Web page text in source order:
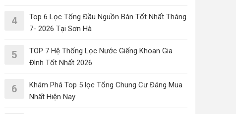
4
Top 6 Lọc Tổng Đầu Nguồn Bán Tốt Nhất Tháng
7- 2026 Tại Sơn Hà
5
TOP 7 Hệ Thống Lọc Nước Giếng Khoan Gia
Đình Tốt Nhất 2026
6
Khám Phá Top 5 lọc Tổng Chung Cư Đáng Mua
Nhất Hiện Nay